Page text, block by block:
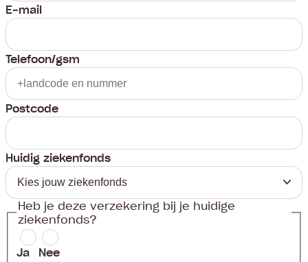
E-mail
Telefoon/gsm
Postcode
Huidig ziekenfonds
Heb je deze verzekering bij je huidige
ziekenfonds?
Ja Nee